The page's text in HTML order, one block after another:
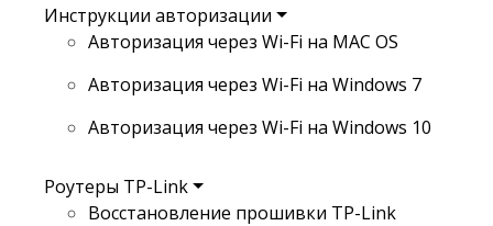
Инструкции авторизации
Авторизация через Wi-Fi на MAC OS
Авторизация через Wi-Fi на Windows 7
Авторизация через Wi-Fi на Windows 10
Роутеры TP-Link
Восстановление прошивки TP-Link